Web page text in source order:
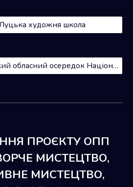
художня школа
Рецензія. Волинський обласний осередок Національної спілки майстрів народного мистецтва України
ПРОЄКТУ ОПП
МИСТЕЦТВО,
МИСТЕЦТВО,